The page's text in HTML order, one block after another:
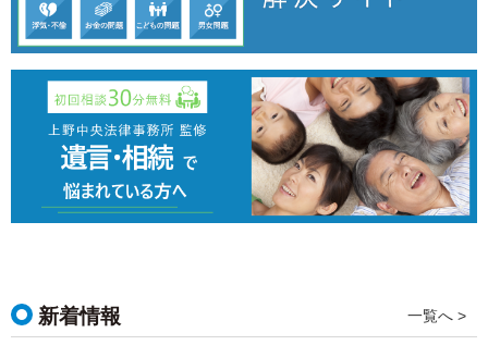
新着情報 一覧へ >